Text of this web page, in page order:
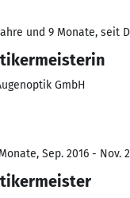
und 9 Monate, seit
GmbH
Sep. 2016 - Nov.